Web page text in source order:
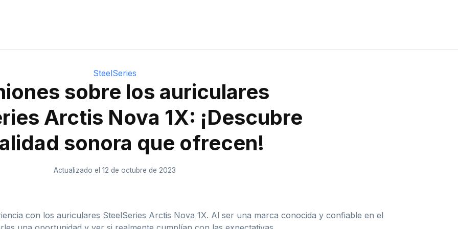
SteelSeries
sobre los auriculares
Arctis Nova 1X: ¡Descubre
sonora que ofrecen!
Actualizado el 12 de octubre de 2023
con los auriculares SteelSeries Arctis Nova 1X. Al ser una marca conocida y confiable en el